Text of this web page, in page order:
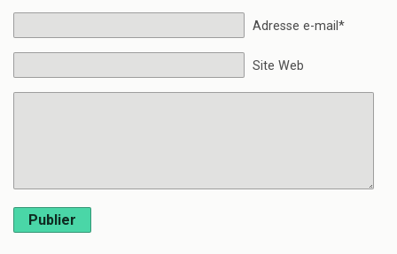
Adresse e-mail*
Site Web
Publier